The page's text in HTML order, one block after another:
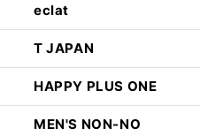
eclat
T JAPAN
HAPPY PLUS ONE
MEN'S NON-NO